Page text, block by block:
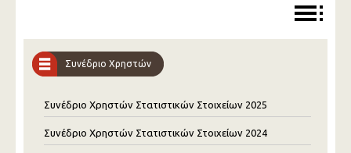
Συνέδριο Χρηστών
Συνέδριο Χρηστών Στατιστικών Στοιχείων 2025
Συνέδριο Χρηστών Στατιστικών Στοιχείων 2024